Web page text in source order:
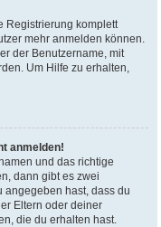
Registrierung komplett
mehr anmelden können.
der Benutzername, mit
Um Hilfe zu erhalten,
anmelden!
und das richtige
dann gibt es zwei
angegeben hast, dass du
Eltern oder deiner
die du erhalten hast.